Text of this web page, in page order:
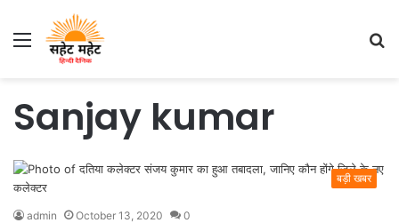
Menu
Sanjay kumar
बड़ी खबर
admin October 13, 2020 0